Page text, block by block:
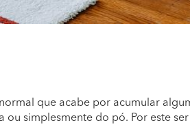
que acabe por acumular
ou simplesmente do pó. Por este